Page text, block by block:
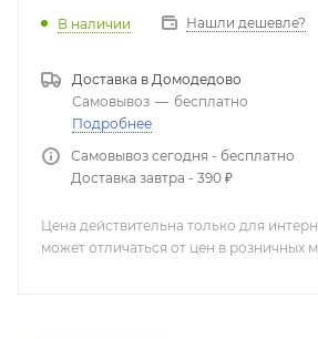
В наличии Нашли дешевле?
Доставка в Домодедово
Самовывоз — бесплатно
Подробнее
Самовывоз сегодня - бесплатно
Доставка завтра - 390 ₽
Цена действительна только для
может отличаться от цен в розничных